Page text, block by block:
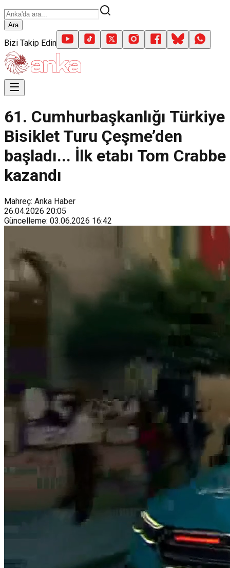
Ara
Bizi Takip Edin
61. Cumhurbaşkanlığı Türkiye
Bisiklet Turu Çeşme’den
başladı... İlk etabı Tom Crabbe
kazandı
Mahreç: Anka Haber
26.04.2026 20:05
Güncelleme: 03.06.2026 16:42